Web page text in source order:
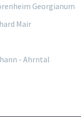
Georgianum
Mair
- Ahrntal